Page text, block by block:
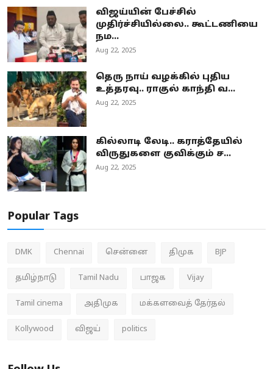
விஜய்யின் பேச்சில்
முதிர்ச்சியில்லை.. கூட்டணியை
நம...
Aug 22, 2025
தெரு நாய் வழக்கில் புதிய
உத்தரவு.. ராகுல் காந்தி வ...
Aug 22, 2025
கில்லாடி லேடி.. கராத்தேயில்
விருதுகளை குவிக்கும் ச...
Aug 22, 2025
Popular Tags
DMK Chennai சென்னை திமுக BJP
தமிழ்நாடு Tamil Nadu பாஜக Vijay
Tamil cinema அதிமுக மக்களவைத் தேர்தல்
Kollywood விஜய் politics